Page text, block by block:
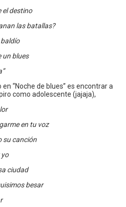
el destino
las batallas?
un blues
“Noche de blues” es encontrar a
como adolescente (jajaja),
en tu voz
su canción
yo
ciudad
besar